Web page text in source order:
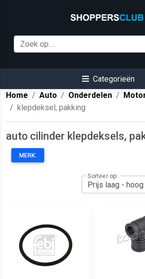
Categorieën
Home
Auto Onderdelen
klepdeksel, pakking
auto cilinder klepdeksels,
MERK:
Sorteer op: